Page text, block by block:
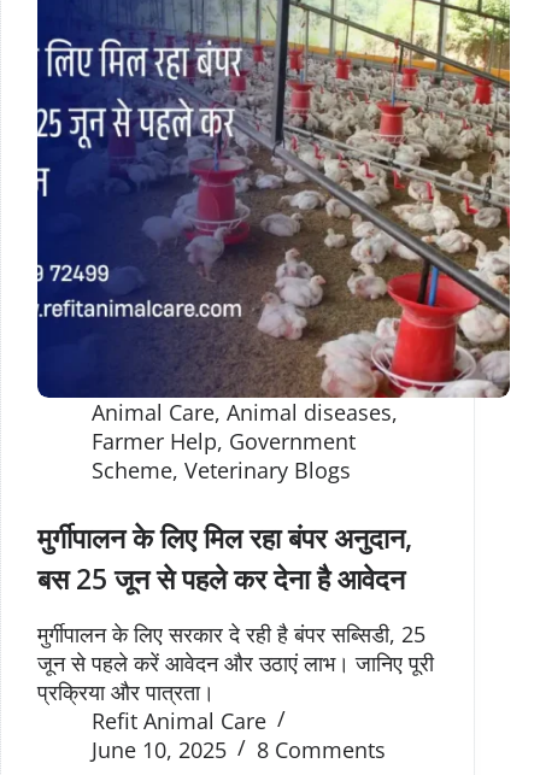
Animal Care, Animal diseases,
Farmer Help, Government
Scheme, Veterinary Blogs
मुर्गीपालन के लिए मिल रहा बंपर अनुदान,
बस 25 जून से पहले कर देना है आवेदन
मुर्गीपालन के लिए सरकार दे रही है बंपर सब्सिडी, 25
जून से पहले करें आवेदन और उठाएं लाभ। जानिए पूरी
प्रक्रिया और पात्रता।
Refit Animal Care
June 10, 2025
8 Comments